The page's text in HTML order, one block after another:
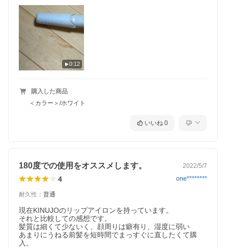
0:12
購入した商品
＜カラー＞/ホワイト
いいね 0
180度での使用をオススメします。 2022/5/7
4 one********
耐久性 ： 普通
現在KINUJOのリップアイロンを持っています。
それと比較しての感想です。
髪質は細くて少ないく、顔周りは癖有り、湿度に弱い
あまりにうねる前髪を短時間でまっすぐに直したくて購
入。